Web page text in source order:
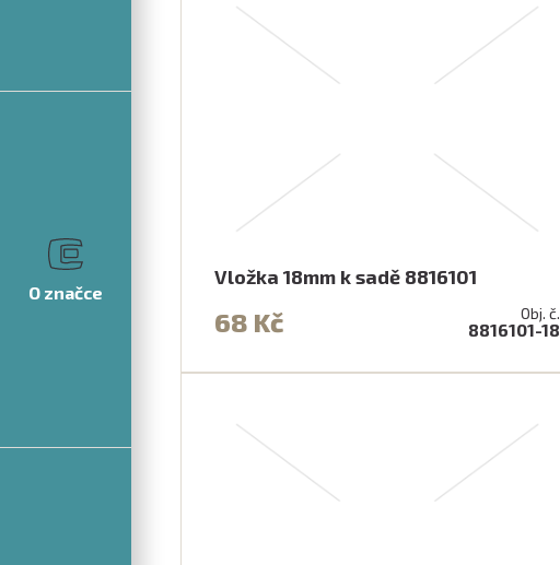
O značce
Vložka 18mm k sadě 8816101
68 Kč Obj. č.
8816101-18